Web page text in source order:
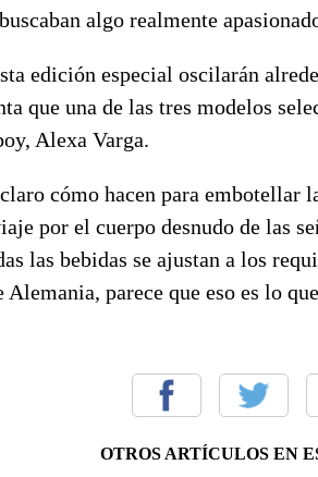
algo realmente
edición especial oscilarán
que una de las tres modelos
Alexa Varga.
cómo hacen para embotellar
por el cuerpo desnudo de las
las bebidas se ajustan a los
Alemania, parece que eso es lo
OTROS ARTÍCULOS EN